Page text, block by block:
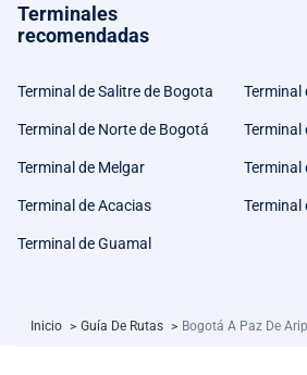
Terminales
recomendadas
Terminal de Salitre de Bogota Terminal
Terminal de Norte de Bogotá Terminal
Terminal de Melgar Terminal
Terminal de Acacias Terminal
Terminal de Guamal
Inicio > Guía De Rutas > Bogotá A Paz De